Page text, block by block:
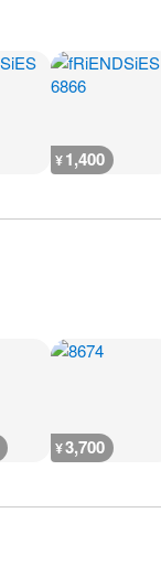
¥1,400
¥3,700